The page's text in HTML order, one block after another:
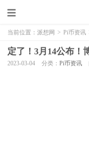
当前位置： 派想网 > Pi币资讯
定了！3月14公布！
2023-03-04 分类： Pi币资讯